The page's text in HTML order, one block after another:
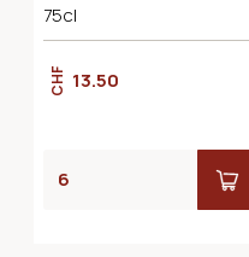
75cl
CHF 13.50